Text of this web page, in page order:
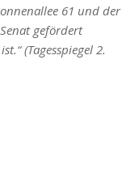
61 und der
gefördert
(Tagesspiegel 2.